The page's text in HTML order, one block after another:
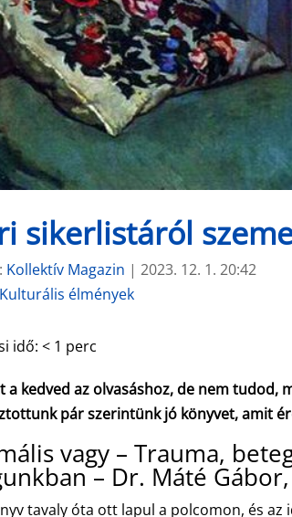
sikerlistáról
Kollektív Magazin |2023. 12. 1. 20:42
Kulturális élmények
idő:< 1 perc
a kedved az olvasáshoz, de nem tudod,
pár szerintünk jó könyvet, amit
vagy – Trauma,
– Dr. Máté
tavaly óta ott lapul a polcomon, és